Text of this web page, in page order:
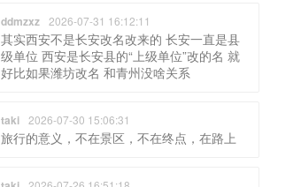
ddmzxz 2026-07-31 16:12:11
其实西安不是长安改名改来的 长安一直是县
级单位 西安是长安县的“上级单位”改的名 就
好比如果潍坊改名 和青州没啥关系
taki 2026-07-30 15:06:31
旅行的意义，不在景区，不在终点，在路上